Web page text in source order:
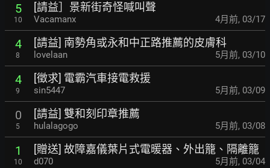
5
10
[請益］景新街奇怪喊叫聲
Vacamanx 4月前, 03/17
4
8
[請益] 南勢角或永和中正路推薦的皮膚科
lovelaan 5月前, 03/10
4
9
[徵求] 電霸汽車接電救援
sin5447 5月前, 03/09
0
5
[請益] 雙和刻印章推薦
hulalagogo 5月前, 03/08
1
10
[贈送] 故障嘉儀葉片式電暖器、外出籠、隔離籠
d070 5月前, 03/04